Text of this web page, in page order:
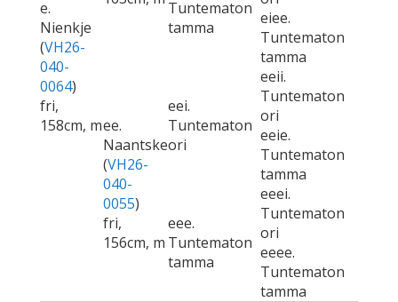
e.
Nienkje
(VH26-
040-
0064)
fri,
158cm, m
Tuntematon
tamma
eiee.
Tuntematon
tamma
ee.
Naantske
(VH26-
040-
0055)
fri,
156cm, m
eei.
Tuntematon
ori
eeii.
Tuntematon
ori
eeie.
Tuntematon
tamma
eee.
Tuntematon
tamma
eeei.
Tuntematon
ori
eeee.
Tuntematon
tamma